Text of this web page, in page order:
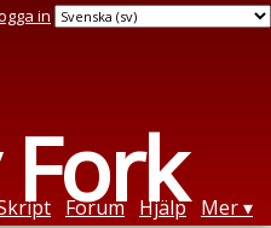
in
Forum Hjälp Mer